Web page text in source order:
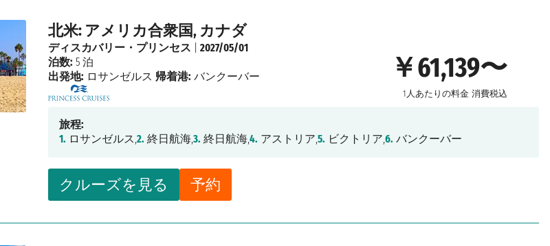
北米: アメリカ合衆国, カナダ
￥61,139〜
1人あたりの料金 消費税込
クルーズを見る 予約
ディスカバリー・プリンセス |2027/05/01
泊数: 5 泊
出発地: ロサンゼルス 帰着港: バンクーバー
旅程:
1. ロサンゼルス,2. 終日航海,3. 終日航海,4. アストリア,5. ビクトリア,6. バンクーバー